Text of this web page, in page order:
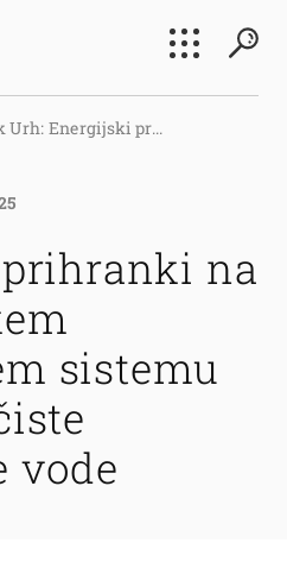
Urh: Energijski pr...
na
sistemu
vode